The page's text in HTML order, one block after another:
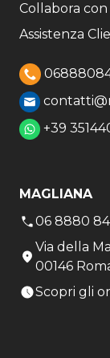
Collabora con
Assistenza
+39
MAGLIANA
06 8880
Via della
00146
Scopri gli